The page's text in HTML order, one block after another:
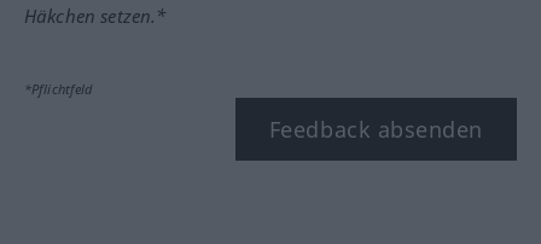
Häkchen setzen.*
*Pflichtfeld
Feedback absenden